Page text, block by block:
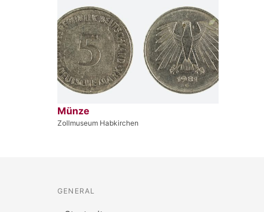
Münze
Zollmuseum Habkirchen
GENERAL